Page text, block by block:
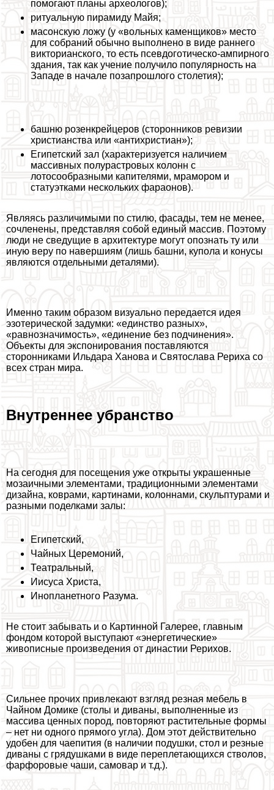
помогают планы археологов);
ритуальную пирамиду Майя;
масонскую ложу (у «вольных каменщиков» место
для собраний обычно выполнено в виде раннего
викторианского, то есть псевдоготическо-ампирного
здания, так как учение получило популярность на
Западе в начале позапрошлого столетия);
башню розенкрейцеров (сторонников ревизии
христианства или «антихристиан»);
Египетский зал (хаpaктеризуется наличием
массивных полурастровых колонн с
лотосообразными капителями, мрамором и
статуэтками нескольких фараонов).
Являясь различимыми по стилю, фасады, тем не менее,
сочлeнены, представляя собой единый массив. Поэтому
люди не сведущие в архитектуре могут опознать ту или
иную веру по навершиям (лишь башни, купола и конусы
являются отдельными деталями).
Именно таким образом визуально передается идея
эзотерической задумки: «единство разных»,
«равнозначимость», «единение без подчинения».
Объекты для экспонирования поставляются
сторонниками Ильдара Ханова и Святослава Рериха со
всех стран мира.
Внутреннее убранство
На сегодня для посещения уже открыты украшенные
мозаичными элементами, традиционными элементами
дизайна, коврами, картинами, колоннами, скульптурами и
разными поделками залы:
Египетский,
Чайных Церемоний,
Театральный,
Иисуса Христа,
Инопланетного Разума.
Не стоит забывать и о Картинной Галерее, главным
фондом которой выступают «энергетические»
живописные произведения от династии Рерихов.
Сильнее прочих привлекают взгляд резная мебель в
Чайном Домике (столы и диваны, выполненные из
массива ценных пород, повторяют растительные формы
– нет ни одного прямого угла). Дом этот действительно
удобен для чаепития (в наличии подушки, стол и резные
диваны с грядушками в виде переплетающихся стволов,
фарфоровые чаши, самовар и т.д.).